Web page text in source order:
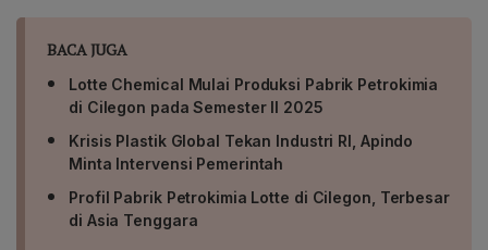
BACA JUGA
Lotte Chemical Mulai Produksi Pabrik Petrokimia
di Cilegon pada Semester II 2025
Krisis Plastik Global Tekan Industri RI, Apindo
Minta Intervensi Pemerintah
Profil Pabrik Petrokimia Lotte di Cilegon, Terbesar
di Asia Tenggara